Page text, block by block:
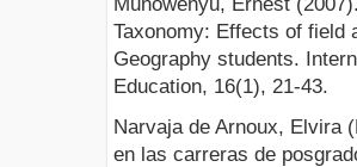
Taxonomy: Effects of field
Geography students.
Education, 16(1), 21-43.
Narvaja de Arnoux, Elvira
en las carreras de